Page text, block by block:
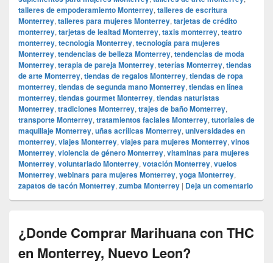
talleres de empoderamiento Monterrey, talleres de escritura
Monterrey, talleres para mujeres Monterrey, tarjetas de crédito
monterrey, tarjetas de lealtad Monterrey, taxis monterrey, teatro
monterrey, tecnología Monterrey, tecnología para mujeres
Monterrey, tendencias de belleza Monterrey, tendencias de moda
Monterrey, terapia de pareja Monterrey, teterías Monterrey, tiendas
de arte Monterrey, tiendas de regalos Monterrey, tiendas de ropa
monterrey, tiendas de segunda mano Monterrey, tiendas en línea
monterrey, tiendas gourmet Monterrey, tiendas naturistas
Monterrey, tradiciones Monterrey, trajes de baño Monterrey,
transporte Monterrey, tratamientos faciales Monterrey, tutoriales de
maquillaje Monterrey, uñas acrílicas Monterrey, universidades en
monterrey, viajes Monterrey, viajes para mujeres Monterrey, vinos
Monterrey, violencia de género Monterrey, vitaminas para mujeres
Monterrey, voluntariado Monterrey, votación Monterrey, vuelos
Monterrey, webinars para mujeres Monterrey, yoga Monterrey,
zapatos de tacón Monterrey, zumba Monterrey | Deja un comentario
¿Donde Comprar Marihuana con THC
en Monterrey, Nuevo Leon?